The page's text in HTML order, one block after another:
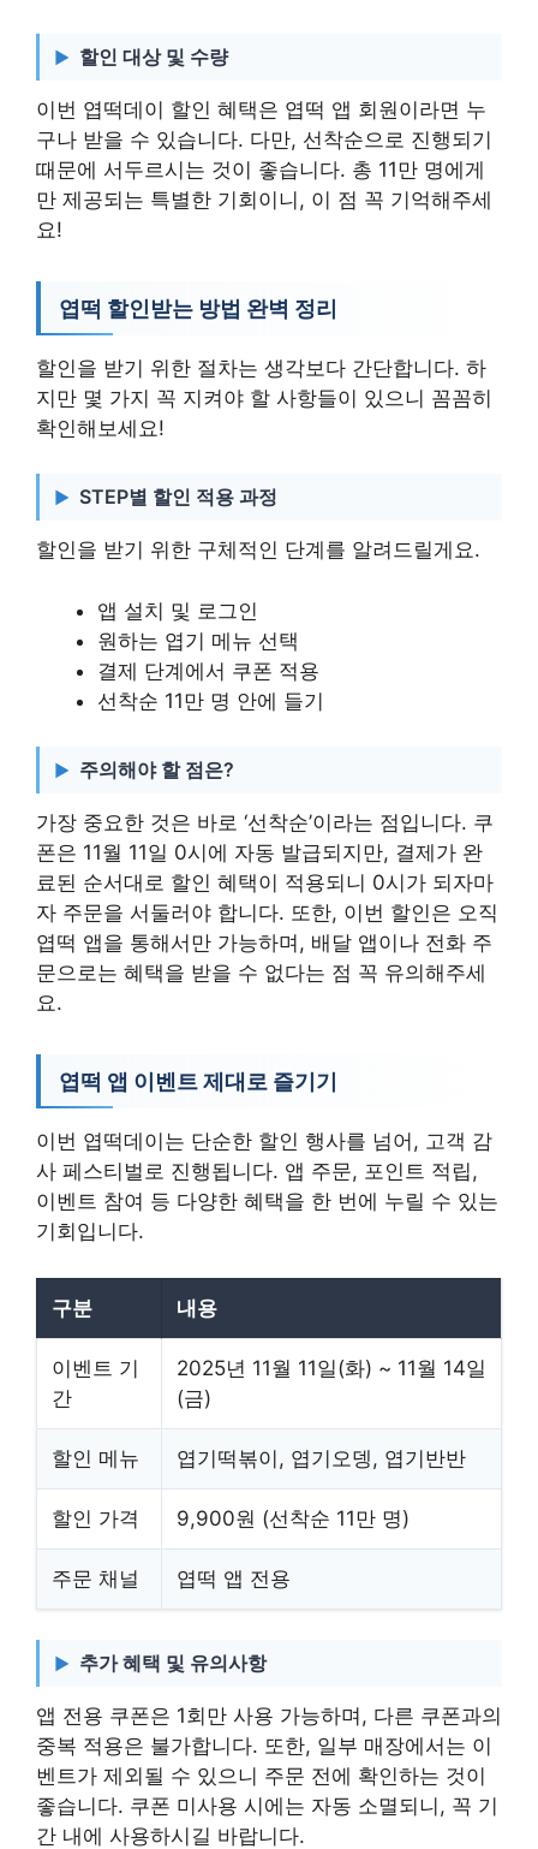
할인 대상 및 수량
이번 엽떡데이 할인 혜택은 엽떡 앱 회원이라면 누
구나 받을 수 있습니다. 다만, 선착순으로 진행되기
때문에 서두르시는 것이 좋습니다. 총 11만 명에게
만 제공되는 특별한 기회이니, 이 점 꼭 기억해주세
요!
엽떡 할인받는 방법 완벽 정리
할인을 받기 위한 절차는 생각보다 간단합니다. 하
지만 몇 가지 꼭 지켜야 할 사항들이 있으니 꼼꼼히
확인해보세요!
STEP별 할인 적용 과정
할인을 받기 위한 구체적인 단계를 알려드릴게요.
앱 설치 및 로그인
원하는 엽기 메뉴 선택
결제 단계에서 쿠폰 적용
선착순 11만 명 안에 들기
주의해야 할 점은?
가장 중요한 것은 바로 ‘선착순’이라는 점입니다. 쿠
폰은 11월 11일 0시에 자동 발급되지만, 결제가 완
료된 순서대로 할인 혜택이 적용되니 0시가 되자마
자 주문을 서둘러야 합니다. 또한, 이번 할인은 오직
엽떡 앱을 통해서만 가능하며, 배달 앱이나 전화 주
문으로는 혜택을 받을 수 없다는 점 꼭 유의해주세
요.
엽떡 앱 이벤트 제대로 즐기기
이번 엽떡데이는 단순한 할인 행사를 넘어, 고객 감
사 페스티벌로 진행됩니다. 앱 주문, 포인트 적립,
이벤트 참여 등 다양한 혜택을 한 번에 누릴 수 있는
기회입니다.
구분 내용
이벤트 기
간
2025년 11월 11일(화) ~ 11월 14일
(금)
할인 메뉴 엽기떡볶이, 엽기오뎅, 엽기반반
할인 가격 9,900원 (선착순 11만 명)
주문 채널 엽떡 앱 전용
추가 혜택 및 유의사항
앱 전용 쿠폰은 1회만 사용 가능하며, 다른 쿠폰과의
중복 적용은 불가합니다. 또한, 일부 매장에서는 이
벤트가 제외될 수 있으니 주문 전에 확인하는 것이
좋습니다. 쿠폰 미사용 시에는 자동 소멸되니, 꼭 기
간 내에 사용하시길 바랍니다.